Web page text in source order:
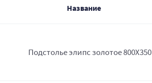
Название
Подстолье элипс золотое 800Х350